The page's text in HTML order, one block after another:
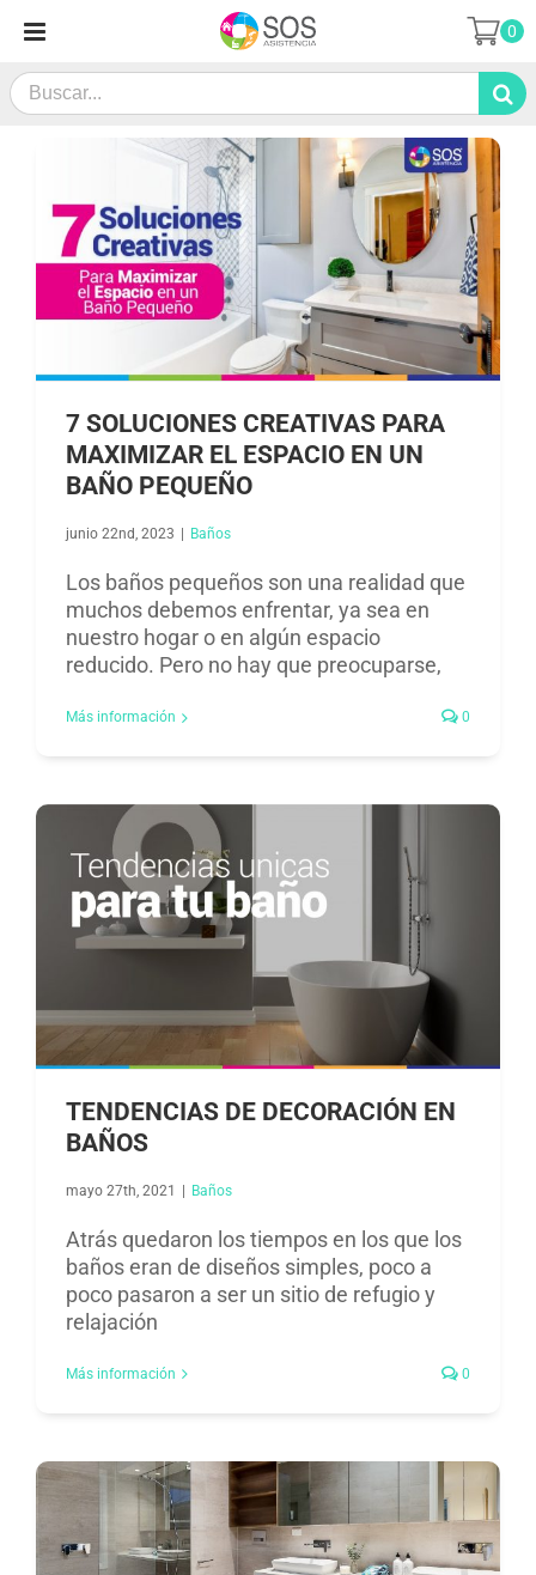
contenido
Search
for:
0
7 SOLUCIONES CREATIVAS PARA
MAXIMIZAR EL ESPACIO EN UN
BAÑO PEQUEÑO
junio 22nd, 2023 Baños​
Los baños pequeños son una realidad que
muchos debemos enfrentar, ya sea en
nuestro hogar o en algún espacio
reducido. Pero no hay que preocuparse,
Más información 0
TENDENCIAS DE DECORACIÓN EN
BAÑOS
mayo 27th, 2021 | Baños​
Atrás quedaron los tiempos en los que los
baños eran de diseños simples, poco a
poco pasaron a ser un sitio de refugio y
relajación
Más información 0